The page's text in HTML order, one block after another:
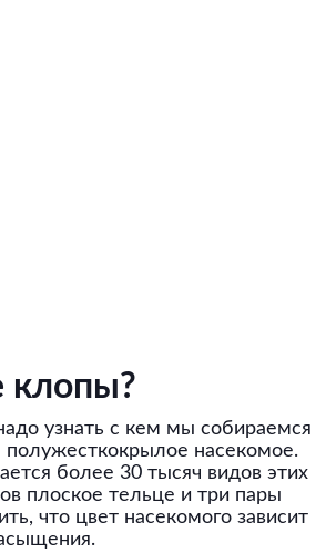
клопы?
узнать с кем мы собираемся
полужесткокрылое насекомое.
более 30 тысяч видов этих
плоское тельце и три пары
что цвет насекомого зависит